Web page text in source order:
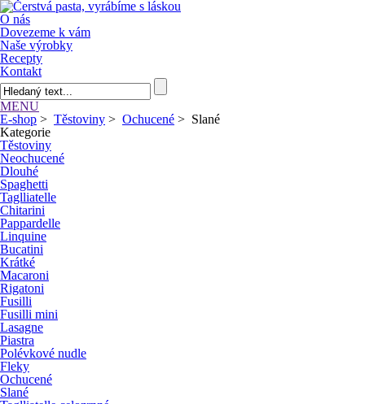
O nás
Dovezeme k vám
Naše výrobky
Recepty
Kontakt
MENU
E-shop > Těstoviny > Ochucené > Slané
Kategorie
Těstoviny
Neochucené
Dlouhé
Spaghetti
Taglliatelle
Chitarini
Pappardelle
Linquine
Bucatini
Krátké
Macaroni
Rigatoni
Fusilli
Fusilli mini
Lasagne
Piastra
Polévkové nudle
Fleky
Ochucené
Slané